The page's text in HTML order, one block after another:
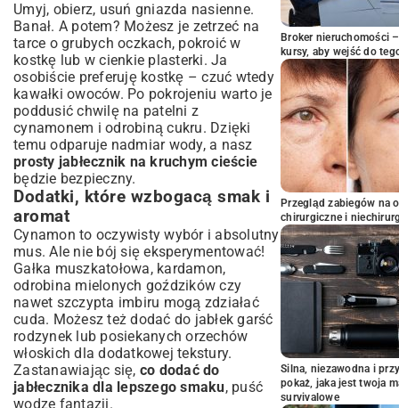
Umyj, obierz, usuń gniazda nasienne.
Banał. A potem? Możesz je zetrzeć na
tarce o grubych oczkach, pokroić w
kostkę lub w cienkie plasterki. Ja
osobiście preferuję kostkę – czuć wtedy
kawałki owoców. Po pokrojeniu warto je
poddusić chwilę na patelni z
cynamonem i odrobiną cukru. Dzięki
temu odparuje nadmiar wody, a nasz
prosty jabłecznik na kruchym cieście
będzie bezpieczny.
Dodatki, które wzbogacą smak i
aromat
Cynamon to oczywisty wybór i absolutny
mus. Ale nie bój się eksperymentować!
Gałka muszkatołowa, kardamon,
odrobina mielonych goździków czy
nawet szczypta imbiru mogą zdziałać
cuda. Możesz też dodać do jabłek garść
rodzynek lub posiekanych orzechów
włoskich dla dodatkowej tekstury.
Zastanawiając się, co dodać do
jabłecznika dla lepszego smaku, puść
wodze fantazji.
Broker nieruchomości
kursy, aby wejść do
Przegląd zabiegów na
chirurgiczne i
Silna, niezawodna i
pokaż, jaka jest twoja
survivalowe